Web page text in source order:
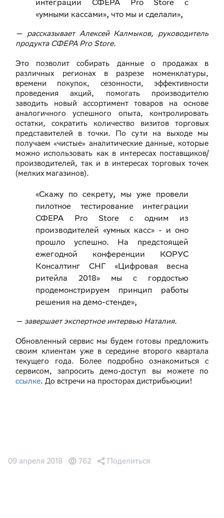
интеграции СФЕРА Pro Store с
«умными кассами», что мы и сделали»,
— рассказывает Алексей Калмыков, руководитель
продукта СФЕРА Pro Store.
Это позволит собирать данные о продажах в
различных регионах в разрезе номенклатуры,
времени покупок, сезонности, эффективности
проведения акций, помогать производителю
заводить новый ассортимент товаров на основе
аналогичного успешного опыта, контролировать
остатки, сократить количество визитов торговых
представителей в точки. По сути на выходе мы
получаем «чистые» аналитические данные, которые
можно использовать как в интересах поставщиков/
производителей, так и в интересах торговых точек
(мелких магазинов).
«Скажу по секрету, мы уже провели
пилотное тестирование интеграции
СФЕРА Pro Store с одним из
производителей «умных касс» - и оно
прошло успешно. На предстоящей
ежегодной конференции КОРУС
Консалтинг СНГ «Цифровая весна
ритейла 2018» мы с гордостью
продемонстрируем принцип работы
решения на демо-стенде»,
— завершает экспертное интервью Наталия.
Обновленный сервис мы будем готовы предложить
своим клиентам уже в середине второго квартала
текущего года. Более подробно ознакомиться с
сервисом, запросить демо-доступ вы можете по
ссылке. До встречи на просторах дистрибьюции!
09 апреля 2018 762 Поделиться